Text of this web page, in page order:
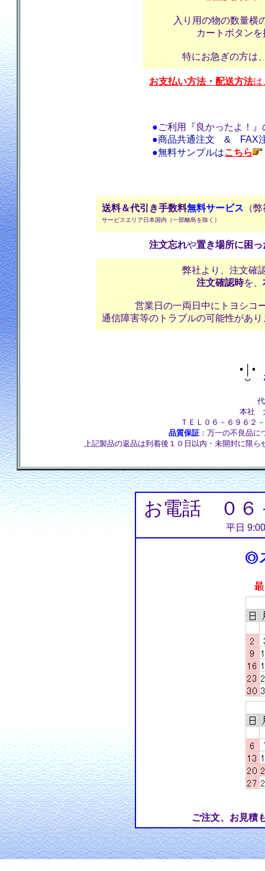
入り用の物の数量横
カートボタン
特にお急ぎの方は
お支払い方法・配送方法は
●ご利用『良かったよ！』
●商品共通注文 & FAX
●無料サンプルはこちら
送料＆代引き手数料無料サービス （
サービスエリア日本国内（一部離島を除く）
注文忘れや置き場所に困っ
弊社より、注文確
注文確認時を、
営業日の一両日中にトヨシコ
通信障害等のトラブルの可能性があ
本社
ＴＥＬ０６－６９６２
品質保証 ：万一の不良品
上記製品の返品は到着後１０日以内・未開封に限
お電話 ０６
平日
ご注文、お見積